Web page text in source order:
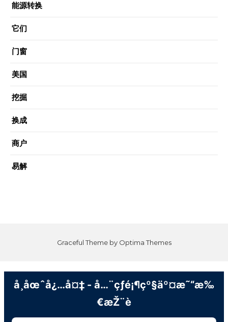
能源转换
它们
门窗
美国
挖掘
换成
商户
易解
Graceful Theme by Optima Themes